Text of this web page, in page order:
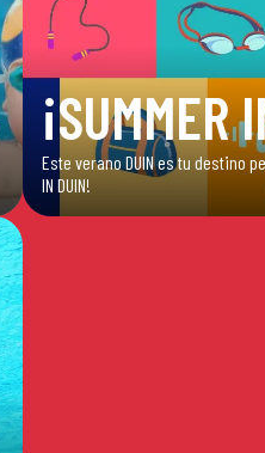
¡SUMMER
Este verano DUIN es tu destino
IN DUIN!